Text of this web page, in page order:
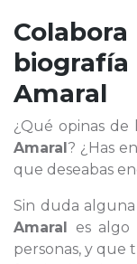
Amaral
¿Qué opinas de
Amaral? ¿Has
que deseabas
Sin duda
Amaral es algo
personas, y que